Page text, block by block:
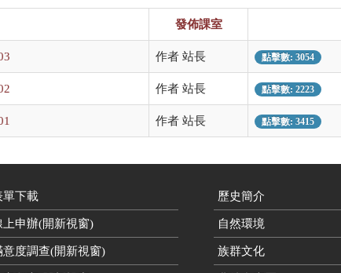
發佈課室
作者 站長 點擊數: 3054
作者 站長 點擊數: 2223
作者 站長 點擊數: 3415
單下載
上申辦(開新視窗)
意度調查(開新視窗)
歷史簡介
自然環境
族群文化